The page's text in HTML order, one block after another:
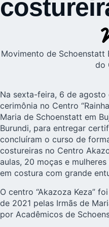
Movimento de Schoenstatt
do
Na sexta-feira, 6 de agosto
cerimônia no Centro
Maria de Schoenstatt em
Burundi, para entregar
concluíram o curso de
costureiras no Centro
aulas, 20 moças e
em costura com grande
O centro “Akazoza Keza”
de 2021 pelas Irmãs de
por Acadêmicos de